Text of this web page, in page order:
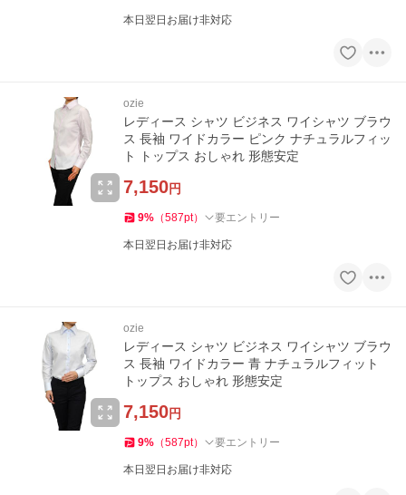
本日翌日お届け非対応
ozie
レディース シャツ ビジネス ワイシャツ ブラウ
ス 長袖 ワイドカラー ピンク ナチュラルフィッ
ト トップス おしゃれ 形態安定
7,150円
9% （587pt） 要エントリー
本日翌日お届け非対応
ozie
レディース シャツ ビジネス ワイシャツ ブラウ
ス 長袖 ワイドカラー 青 ナチュラルフィット
トップス おしゃれ 形態安定
7,150円
9% （587pt） 要エントリー
本日翌日お届け非対応